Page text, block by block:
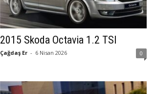
2015 Skoda Octavia 1.2 TSI
Çağdaş Er - 6 Nisan 2026 0